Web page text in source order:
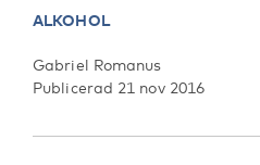
ALKOHOL
Gabriel Romanus
Publicerad 21 nov 2016